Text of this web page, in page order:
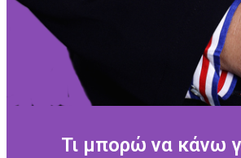
Τι μπορώ να κάνω